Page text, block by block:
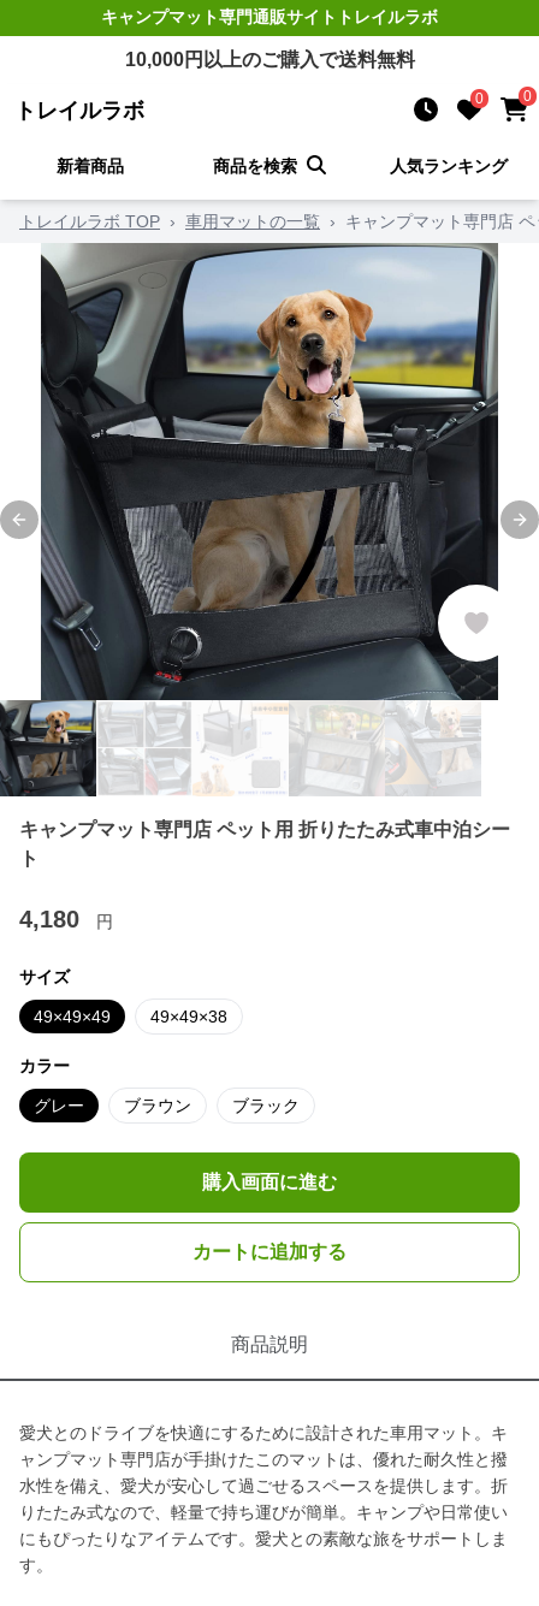
キャンプマット専門通販サイト トレイルラボ
10,000円以上のご購入で送料無料
トレイルラボ 0 0
新着商品 商品を検索 人気ランキング
トレイルラボ TOP › 車用マットの一覧 › キャンプマット専門店
Previous slide
キャンプマット専門店 ペット用 折りたたみ式車中泊シー
ト
4,180 円
サイズ
49×49×49 49×49×38
カラー
グレー ブラウン ブラック
購入画面に進む
カートに追加する
商品説明
愛犬とのドライブを快適にするために設計された車用マット。キ
ャンプマット専門店が手掛けたこのマットは、優れた耐久性と撥
水性を備え、愛犬が安心して過ごせるスペースを提供します。折
りたたみ式なので、軽量で持ち運びが簡単。キャンプや日常使い
にもぴったりなアイテムです。愛犬との素敵な旅をサポートしま
す。